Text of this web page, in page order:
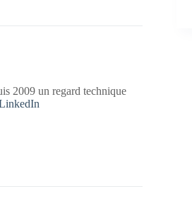
2009 un regard technique